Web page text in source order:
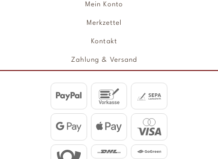
Mein Konto
Merkzettel
Kontakt
Zahlung & Versand